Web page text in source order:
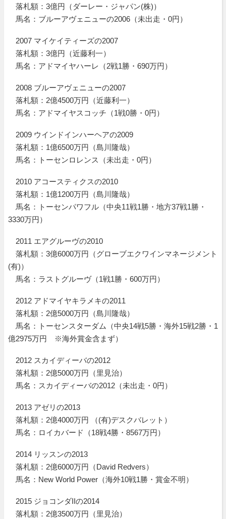
落札額：3億円（ダーレー・ジャパン(株)）
馬名：ブルーアヴェニューの2006（未出走・0円）
2007 マイケイティーズの2007
落札額：3億円（近藤利一）
馬名：アドマイヤハーレ（2戦1勝・690万円）
2008 ブルーアヴェニューの2007
落札額：2億4500万円（近藤利一）
馬名：アドマイヤスコッチ（1戦0勝・0円）
2009 ウインドインハーヘアの2009
落札額：1億6500万円（島川隆哉）
馬名：トーセンロレンス（未出走・0円）
2010 アコースティクスの2010
落札額：1億1200万円（島川隆哉）
馬名：トーセンパワフル（中央11戦1勝・地方37戦1勝・
3330万円）
2011 エアグルーヴの2010
落札額：3億6000万円（グローブエクワインマネージメント
(有)）
馬名：ラストグルーヴ（1戦1勝・600万円）
2012 アドマイヤキラメキの2011
落札額：2億5000万円（島川隆哉）
馬名：トーセンスターダム（中央14戦5勝・海外15戦2勝・1
億2975万円 ※海外賞金含まず）
2012 スカイディーバの2012
落札額：2億5000万円（里見治）
馬名：スカイディーバの2012（未出走・0円）
2013 アゼリの2013
落札額：2億4000万円 （(有)デスクバレット）
馬名：ロイカバード（18戦4勝・8567万円）
2014 リッスンの2013
落札額：2億6000万円（David Redvers）
馬名：New World Power（海外10戦1勝・賞金不明）
2015 ジョコンダIIの2014
落札額：2億3500万円（里見治）